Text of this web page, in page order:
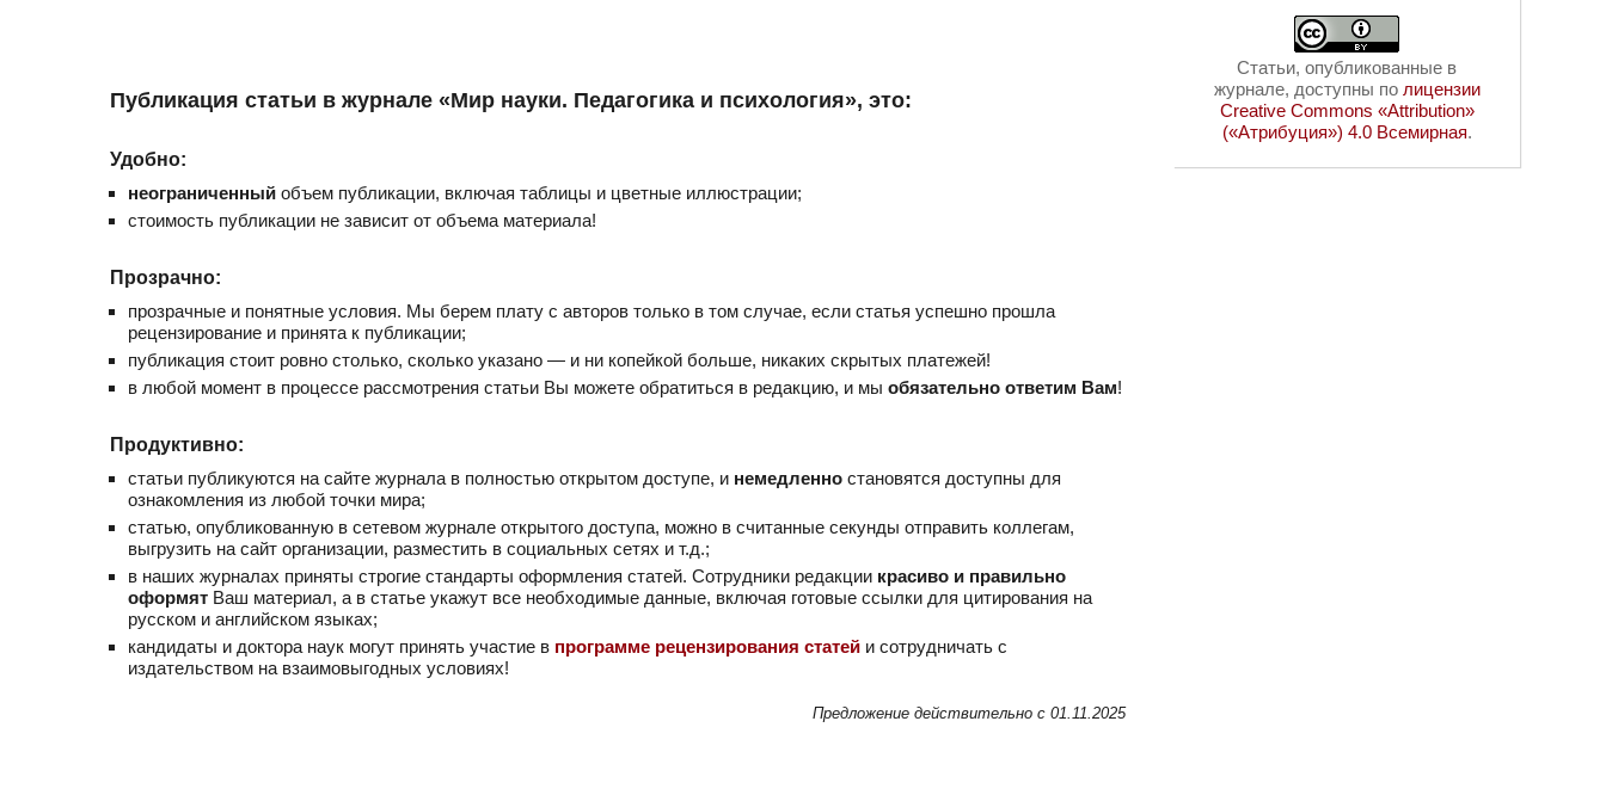
Публикация статьи в журнале «Мир науки. Педагогика и психология», это:
Удобно:
неограниченный объем публикации, включая таблицы и цветные иллюстрации;
стоимость публикации не зависит от объема материала!
Прозрачно:
прозрачные и понятные условия. Мы берем плату с авторов только в том случае, если статья успешно прошла
рецензирование и принята к публикации;
публикация стоит ровно столько, сколько указано — и ни копейкой больше, никаких скрытых платежей!
в любой момент в процессе рассмотрения статьи Вы можете обратиться в редакцию, и мы обязательно ответим Вам!
Продуктивно:
статьи публикуются на сайте журнала в полностью открытом доступе, и немедленно становятся доступны для
ознакомления из любой точки мира;
статью, опубликованную в сетевом журнале открытого доступа, можно в считанные секунды отправить коллегам,
выгрузить на сайт организации, разместить в социальных сетях и т.д.;
в наших журналах приняты строгие стандарты оформления статей. Сотрудники редакции красиво и правильно
оформят Ваш материал, а в статье укажут все необходимые данные, включая готовые ссылки для цитирования на
русском и английском языках;
кандидаты и доктора наук могут принять участие в программе рецензирования статей и сотрудничать с
издательством на взаимовыгодных условиях!
Предложение действительно c 01.11.2025
Статьи, опубликованные в
журнале, доступны по лицензии
Creative Commons «Attribution»
(«Атрибуция») 4.0 Всемирная.